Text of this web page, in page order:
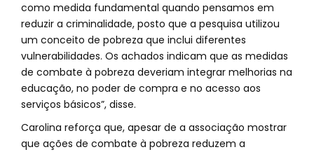
como medida fundamental quando pensamos em
reduzir a criminalidade, posto que a pesquisa utilizou
um conceito de pobreza que inclui diferentes
vulnerabilidades. Os achados indicam que as medidas
de combate à pobreza deveriam integrar melhorias na
educação, no poder de compra e no acesso aos
serviços básicos”, disse.
Carolina reforça que, apesar de a associação mostrar
que ações de combate à pobreza reduzem a